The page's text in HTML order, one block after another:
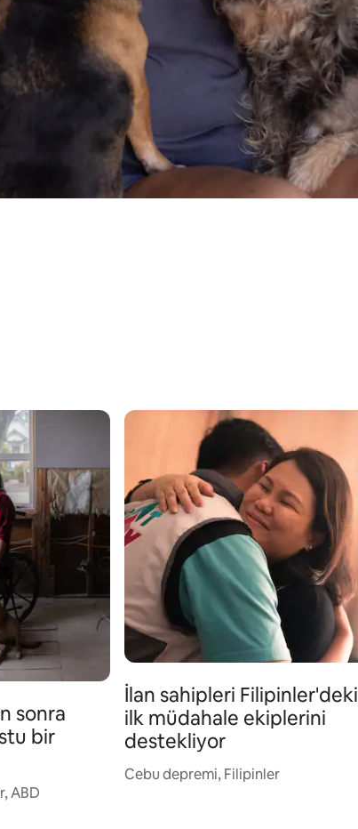
sonra
bir
ABD
İlan sahipleri Filipinler'deki
ilk müdahale ekiplerini
destekliyor
Cebu depremi, Filipinler